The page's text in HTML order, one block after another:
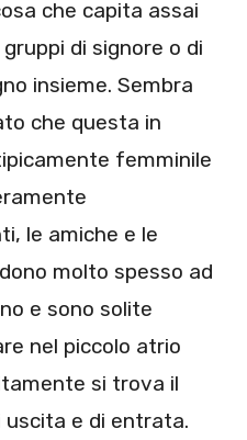
che capita assai
di signore o di
insieme. Sembra
che questa in
femminile
le amiche e le
molto spesso ad
e sono solite
nel piccolo atrio
si trova il
uscita e di entrata.